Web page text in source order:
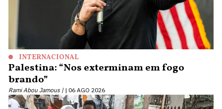
INTERNACIONAL
Palestina: “Nos exterminam em fogo
brando”
Rami Abou Jamous | 06 AGO 2026